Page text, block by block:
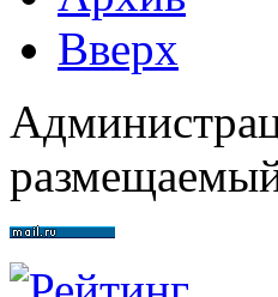
Вверх